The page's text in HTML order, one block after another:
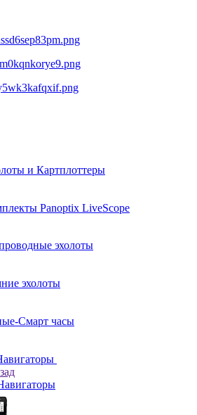
и Картплоттеры
Panoptix LiveScope
эхолоты
эхолоты
Смарт часы